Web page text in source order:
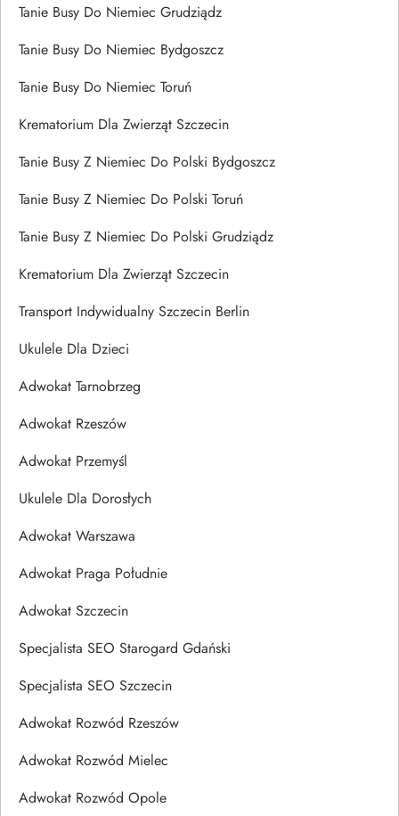
Tanie Busy Do Niemiec Grudziądz
Tanie Busy Do Niemiec Bydgoszcz
Tanie Busy Do Niemiec Toruń
Krematorium Dla Zwierząt Szczecin
Tanie Busy Z Niemiec Do Polski Bydgoszcz
Tanie Busy Z Niemiec Do Polski Toruń
Tanie Busy Z Niemiec Do Polski Grudziądz
Krematorium Dla Zwierząt Szczecin
Transport Indywidualny Szczecin Berlin
Ukulele Dla Dzieci
Adwokat Tarnobrzeg
Adwokat Rzeszów
Adwokat Przemyśl
Ukulele Dla Dorosłych
Adwokat Warszawa
Adwokat Praga Południe
Adwokat Szczecin
Specjalista SEO Starogard Gdański
Specjalista SEO Szczecin
Adwokat Rozwód Rzeszów
Adwokat Rozwód Mielec
Adwokat Rozwód Opole